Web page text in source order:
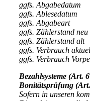
ggfs. Abgabedatum
ggfs. Ablesedatum
ggfs. Abgabeart
ggfs. Zählerstand neu
ggfs. Zählerstand alt
ggfs. Verbrauch
ggfs. Verbrauch
Bezahlsysteme (Art.
Bonitätsprüfung
Sofern in unseren